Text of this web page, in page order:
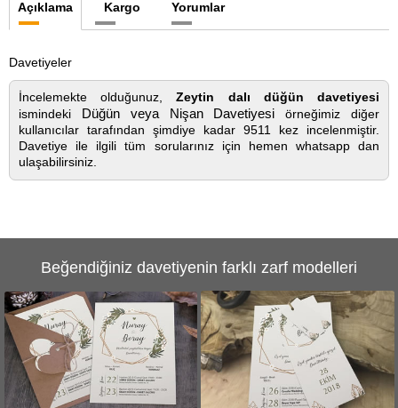
Açıklama
Kargo
Yorumlar
Davetiyeler
İncelemekte olduğunuz,Zeytin dalı düğün davetiyesi
ismindeki Düğün veya Nişan Davetiyesi örneğimiz diğer
kullanıcılar tarafından şimdiye kadar 9511 kez incelenmiştir.
Davetiye ile ilgili tüm sorularınız için hemen whatsapp dan
ulaşabilirsiniz.
Beğendiğiniz davetiyenin farklı zarf modelleri